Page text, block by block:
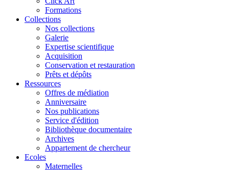
Formations
Collections
Nos collections
Galerie
Expertise scientifique
Acquisition
Conservation et restauration
Prêts et dépôts
Ressources
Offres de médiation
Anniversaire
Nos publications
Service d'édition
Bibliothèque documentaire
Archives
Appartement de chercheur
Ecoles
Maternelles